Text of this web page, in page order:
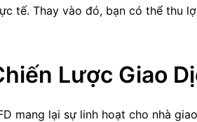
tế. Thay vào đó, bạn có thể thu
Lược Giao
mang lại sự linh hoạt cho nhà